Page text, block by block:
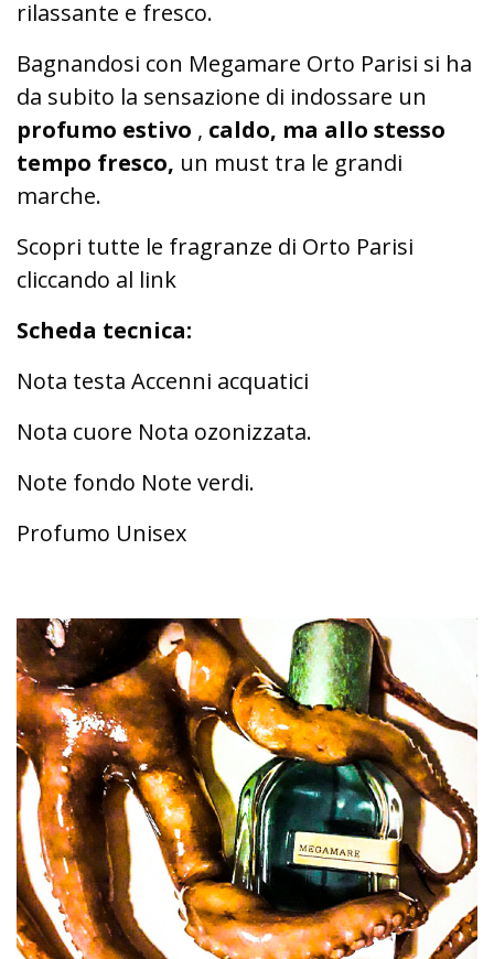
rilassante e fresco.
Bagnandosi con Megamare Orto Parisi si ha
da subito la sensazione di indossare un
profumo estivo , caldo, ma allo stesso
tempo fresco, un must tra le grandi
marche.
Scopri tutte le fragranze di Orto Parisi
cliccando al link
Scheda tecnica:
Nota testa Accenni acquatici
Nota cuore Nota ozonizzata.
Note fondo Note verdi.
Profumo Unisex